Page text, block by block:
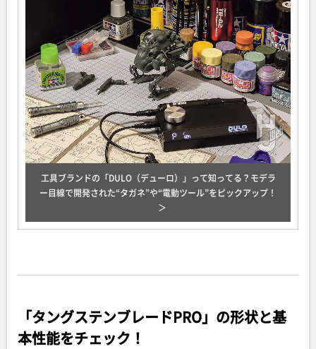
工具ブランドの「DULO（デューロ）」って知ってる？モデラ
ー目線で開発された“タガネ”や“電動ツール”をピックアップ！
「タングステンブレードPRO」の形状と基
本性能をチェック！